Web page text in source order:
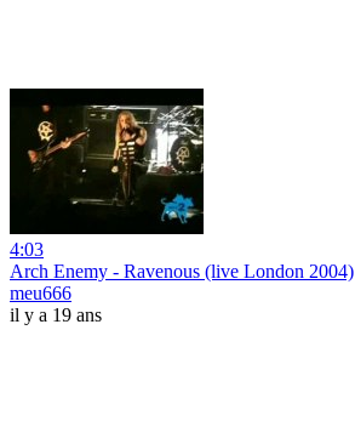
4:03
Arch Enemy - Ravenous (live London 2004)
meu666
il y a 19 ans